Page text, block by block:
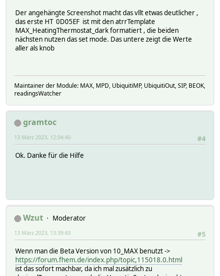
Der angehängte Screenshot macht das vllt etwas deutlicher ,
das erste HT 0D05EF ist mit den atrrTemplate
MAX_HeatingThermostat_dark formatiert , die beiden
nächsten nutzen das set mode. Das untere zeigt die Werte
aller als knob
Maintainer der Module: MAX, MPD, UbiquitiMP, UbiquitiOut, SIP, BEOK,
readingsWatcher
gramtoc
#4
13 März 2023, 12:04:40
Ok. Danke für die Hilfe
Wzut
Moderator
#5
13 März 2023, 13:39:43
Wenn man die Beta Version von 10_MAX benutzt ->
https://forum.fhem.de/index.php/topic,115018.0.html
ist das sofort machbar, da ich mal zusätzlich zu